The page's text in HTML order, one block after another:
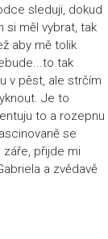
sleduji, dokud
si měl vybrat, tak
aby mě tolik
tak
v pěst, ale strčím
Je to
to a rozepnu
se
záře, přijde mi
a zvědavě